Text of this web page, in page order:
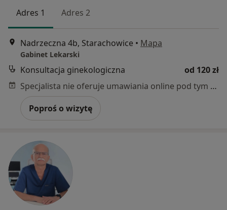
Adres 1 Adres 2
Nadrzeczna 4b, Starachowice • Mapa
Gabinet Lekarski
Konsultacja ginekologiczna
od 120 zł
Specjalista nie oferuje umawiania online pod tym adresem.
Poproś o wizytę